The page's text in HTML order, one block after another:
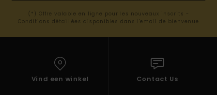
(*) Offre valable en ligne pour les nouveaux inscrits -
Conditions détaillées disponibles dans l'email de bienvenue
Vind een winkel Contact Us